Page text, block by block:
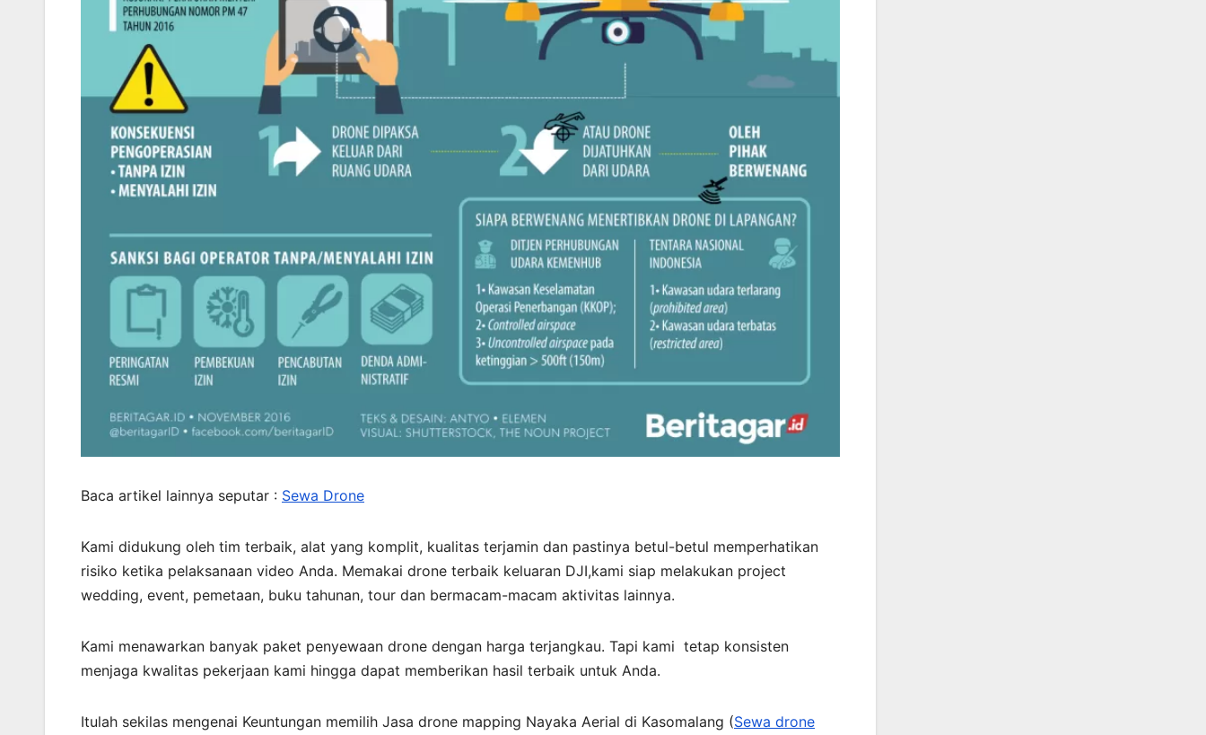
Baca artikel lainnya seputar : Sewa Drone
Kami didukung oleh tim terbaik, alat yang komplit, kualitas terjamin dan pastinya betul-betul memperhatikan
risiko ketika pelaksanaan video Anda. Memakai drone terbaik keluaran DJI,kami siap melakukan project
wedding, event, pemetaan, buku tahunan, tour dan bermacam-macam aktivitas lainnya.
Kami menawarkan banyak paket penyewaan drone dengan harga terjangkau. Tapi kami tetap konsisten
menjaga kwalitas pekerjaan kami hingga dapat memberikan hasil terbaik untuk Anda.
Itulah sekilas mengenai Keuntungan memilih Jasa drone mapping Nayaka Aerial di Kasomalang (Sewa drone